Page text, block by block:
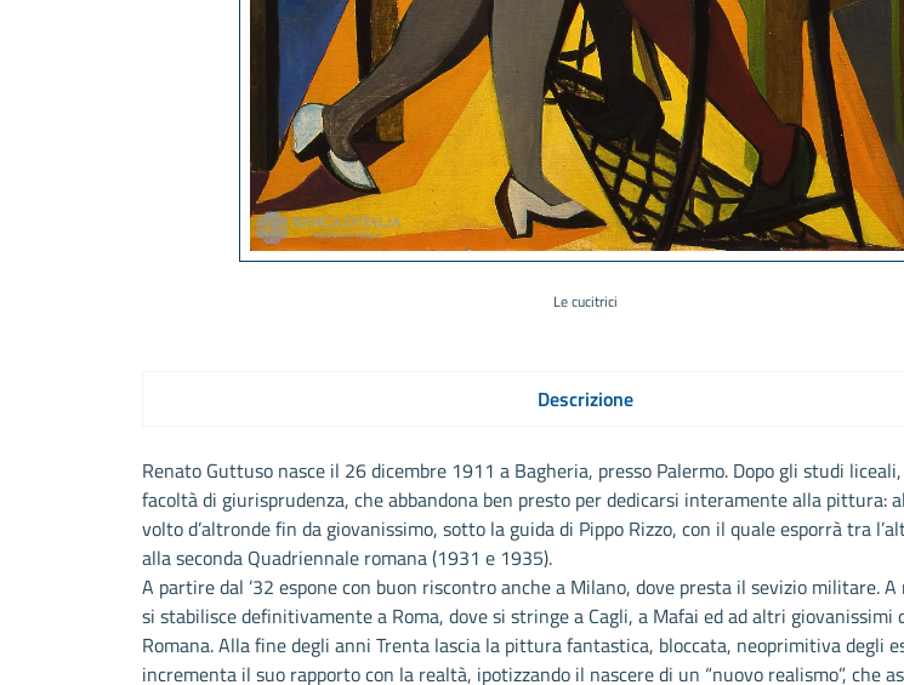
Le cucitrici
Descrizione
Renato Guttuso nasce il 26 dicembre 1911 a Bagheria, presso Palermo. Dopo gli studi
facoltà di giurisprudenza, che abbandona ben presto per dedicarsi interamente alla pittura:
volto d’altronde fin da giovanissimo, sotto la guida di Pippo Rizzo, con il quale esporrà tra
alla seconda Quadriennale romana (1931 e 1935).
A partire dal ’32 espone con buon riscontro anche a Milano, dove presta il sevizio militare.
si stabilisce definitivamente a Roma, dove si stringe a Cagli, a Mafai ed ad altri giovanissimi
Romana. Alla fine degli anni Trenta lascia la pittura fantastica, bloccata, neoprimitiva degli
incrementa il suo rapporto con la realtà, ipotizzando il nascere di un “nuovo realismo”, che